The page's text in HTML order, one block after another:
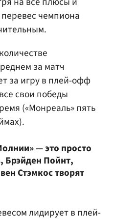
чемпиона
за матч
за игру в плей-офф
свои победы
(«Монреаль» пять
— это просто
Брэйден Пойнт,
Стэмкос творят
лидирует в плей-